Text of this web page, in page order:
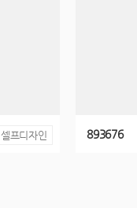
셀프디자인 893676